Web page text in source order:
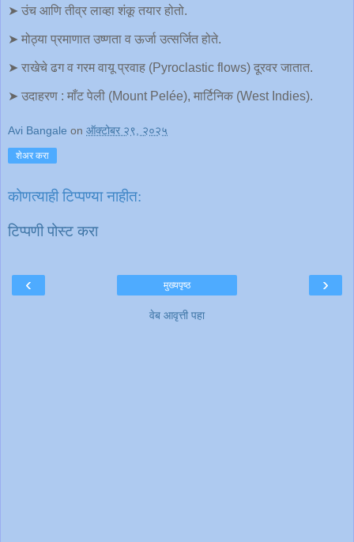
➤ उंच आणि तीव्र लाव्हा शंकू तयार होतो.
➤ मोठ्या प्रमाणात उष्णता व ऊर्जा उत्सर्जित होते.
➤ राखेचे ढग व गरम वायू प्रवाह (Pyroclastic flows) दूरवर जातात.
➤ उदाहरण : माँट पेली (Mount Pelée), मार्टिनिक (West Indies).
Avi Bangale on ऑक्टोबर २९, २०२५
शेअर करा
कोणत्याही टिप्पण्‍या नाहीत:
टिप्पणी पोस्ट करा
‹ ›
मुख्यपृष्ठ
वेब आवृत्ती पहा